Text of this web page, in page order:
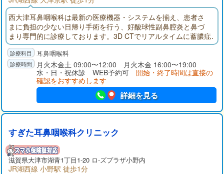
西大津耳鼻咽喉科は最新の医療機器・システムを揃え、患者さ
まに負担の少ない日帰り手術を行う、好酸球性副鼻腔炎と鼻づ
まり専門的に診療しております。3D CTでリアルタイムに蓄膿症
や中耳炎の診断が可能になり、画像モニタリングシステムを使
用していますので、耳・鼻・咽喉の内部の画像をリアルタイム
に映し出し、患者さんにも丁寧にご説明しております。
耳鼻咽喉科
月火木金土 09:00〜12:00 月火木金 16:00〜19:00
水・日・祝休診 WEB予約可 開始・終了時間は直接の
確認をおすすめします
詳細を見る
すぎた耳鼻咽喉科クリニック
滋賀県大津市湖青1丁目1-20 ロ-ズプラザ小野内
JR湖西線 小野駅 徒歩1分